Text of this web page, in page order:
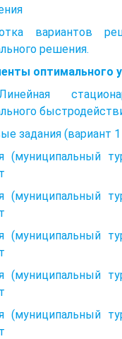
вариантов
решения.
оптимального
задания (вариант
(муниципальный
(муниципальный
(муниципальный
(муниципальный
(муниципальный